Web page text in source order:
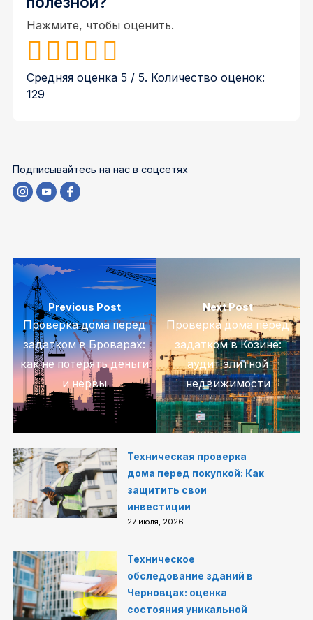
Нажмите, чтобы оценить.
Средняя оценка5 / 5. Количество оценок:
129
Подписывайтесь на нас в соцсетях
Previous Post
Проверка дома перед
задатком в Броварах:
как не потерять деньги
и нервы
Next Post
Проверка дома перед
задатком в Козине:
аудит элитной
недвижимости
Техническая проверка
дома перед покупкой: Как
защитить свои
инвестиции
27 июля, 2026
Техническое
обследование зданий в
Черновцах: оценка
состояния уникальной